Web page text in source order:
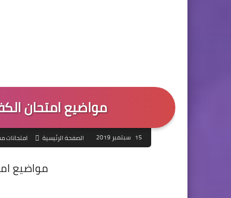
مواضيع امتحان
15 سبتمبر 2019 الصفحة الرئيسية امتحانات
مواضيع